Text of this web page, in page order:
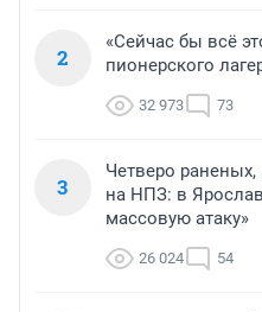
2
«Сейчас бы всё
пионерского
32 973 73
3
Четверо
на НПЗ: в
массовую атаку»
26 024 54